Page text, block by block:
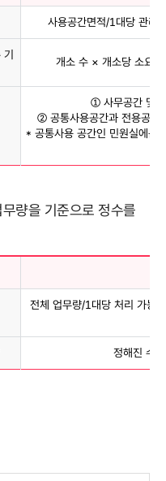
사용공간면적/1대당 관리
개소 수 × 개소당 소요
① 사무공간 및
② 공통사용공간과 전용공간
* 공통사용 공간인 민원실에는
량을 기준으로 정수를
전체 업무량/1대당 처리 가능
정해진 수